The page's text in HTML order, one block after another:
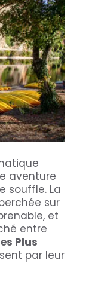
aventure
souffle. La
sur
et
entre
Plus
par leur